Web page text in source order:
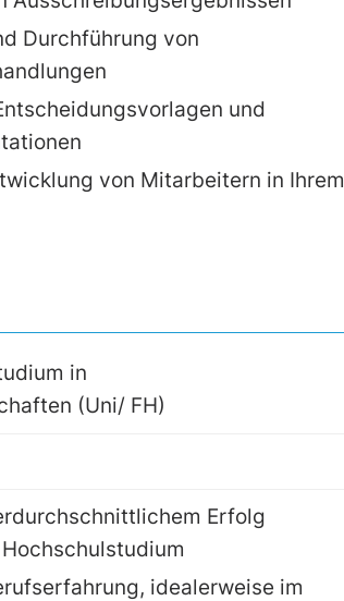
Durchführung von
und
von Mitarbeitern in Ihrem
in
(Uni/ FH)
Erfolg
idealerweise im